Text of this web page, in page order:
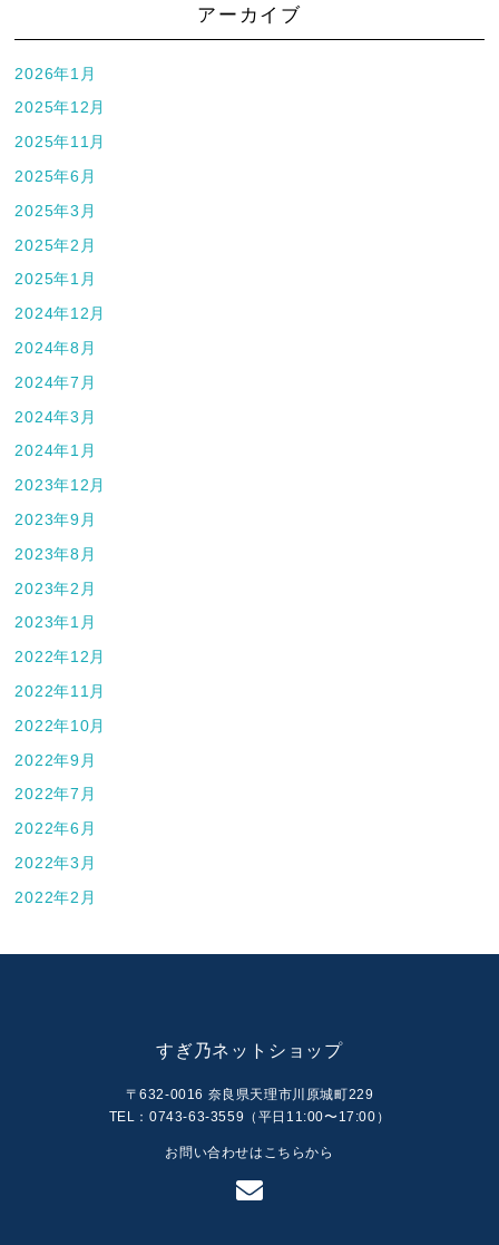
アーカイブ
2026年1月
2025年12月
2025年11月
2025年6月
2025年3月
2025年2月
2025年1月
2024年12月
2024年8月
2024年7月
2024年3月
2024年1月
2023年12月
2023年9月
2023年8月
2023年2月
2023年1月
2022年12月
2022年11月
2022年10月
2022年9月
2022年7月
2022年6月
2022年3月
2022年2月
すぎ乃ネットショップ
〒632-0016 奈良県天理市川原城町229
TEL：0743-63-3559（平日11:00〜17:00）
お問い合わせはこちらから